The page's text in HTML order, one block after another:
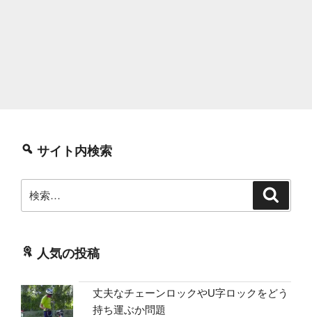
サイト内検索
索:
人気の投稿
丈夫なチェーンロックやU字ロックをどう
持ち運ぶか問題